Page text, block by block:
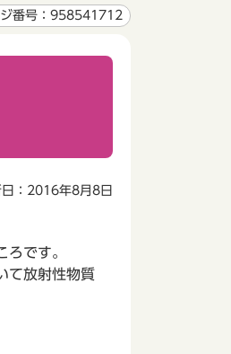
番号：958541712
日：2016年8月8日
です。
て放射性物質